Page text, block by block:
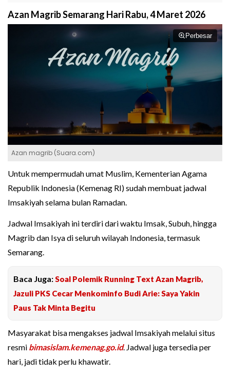
Azan Magrib Semarang Hari Rabu, 4 Maret 2026
Perbesar
Azan magrib (Suara.com)
Untuk mempermudah umat Muslim, Kementerian Agama
Republik Indonesia (Kemenag RI) sudah membuat jadwal
Imsakiyah selama bulan Ramadan.
Jadwal Imsakiyah ini terdiri dari waktu Imsak, Subuh, hingga
Magrib dan Isya di seluruh wilayah Indonesia, termasuk
Semarang.
Baca Juga: Soal Polemik Running Text Azan Magrib,
Jazuli PKS Cecar Menkominfo Budi Arie: Saya Yakin
Paus Tak Minta Begitu
Masyarakat bisa mengakses jadwal Imsakiyah melalui situs
resmi bimasislam.kemenag.go.id. Jadwal juga tersedia per
hari, jadi tidak perlu khawatir.